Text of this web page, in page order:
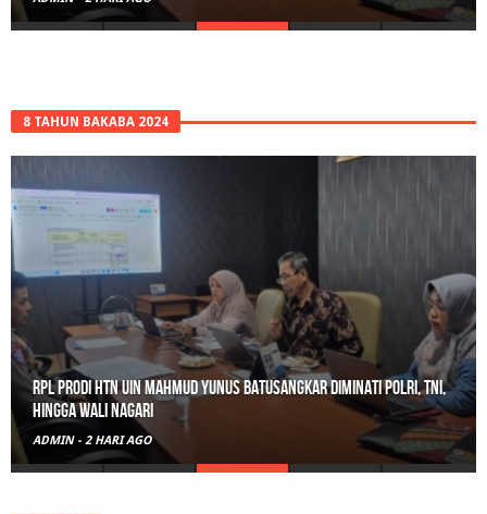
8 TAHUN BAKABA 2024
Gerebek Rumah di Tanah Datar, Satresnarkoba Padang Panjang
Amankan Pengedar Ganja Beserta 6 Paket Bukti
ADMIN - 3 HARI AGO